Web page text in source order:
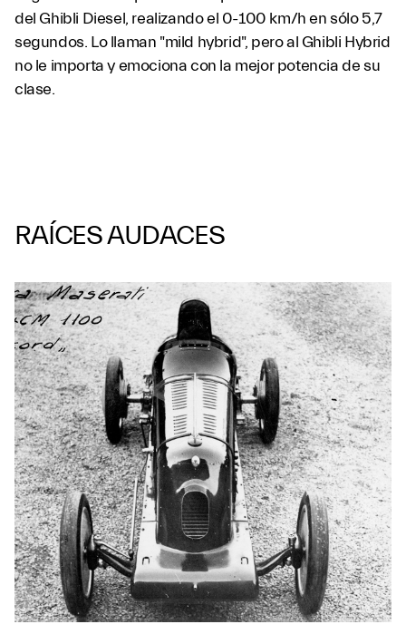
del Ghibli Diesel, realizando el 0-100 km/h en sólo 5,7
segundos. Lo llaman "mild hybrid", pero al Ghibli Hybrid
no le importa y emociona con la mejor potencia de su
clase.
RAÍCES AUDACES